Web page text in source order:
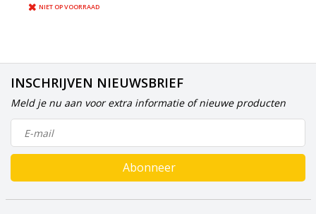
NIET OP VOORRAAD
INSCHRIJVEN NIEUWSBRIEF
Meld je nu aan voor extra informatie of nieuwe producten
Abonneer